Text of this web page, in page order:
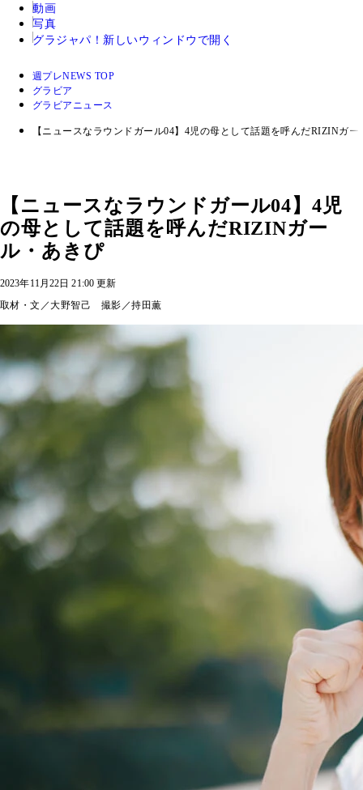
動画
写真
グラジャパ！ 新しいウィンドウで開く
週プレNEWS TOP
グラビア
グラビアニュース
【ニュースなラウンドガール04】4児の母として話題を呼んだRIZINガー
【ニュースなラウンドガール04】4児
の母として話題を呼んだRIZINガー
ル・あきぴ
2023年11月22日 21:00 更新
取材・文／大野智己 撮影／持田薫